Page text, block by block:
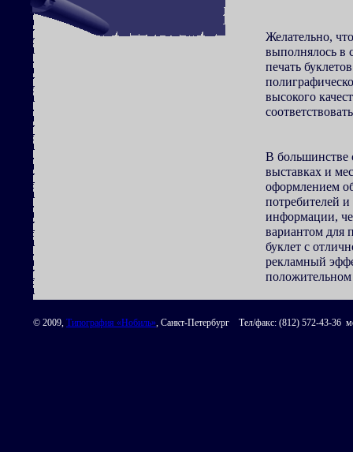
Желательно,
выполнялось в
печать
высокого
В большинстве
выставках и
оформлением
потребителей
информации,
вариантом для
буклет с
рекламный
положительном
© 2009, Типография «Нобиль», Санкт-Петербург Тел/факс: (812) 572-43-36